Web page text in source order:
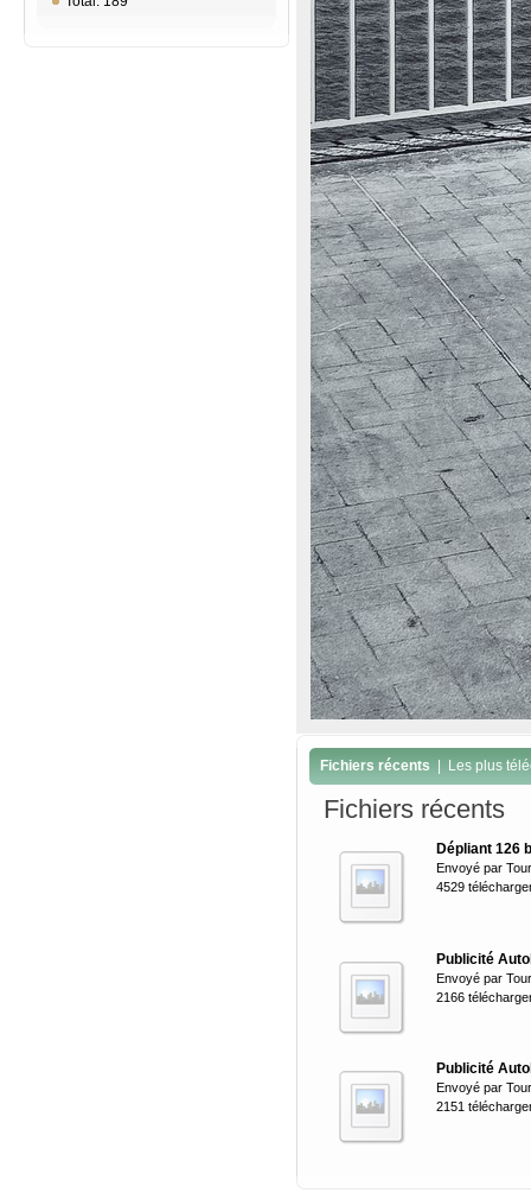
Fichiers récents Les plus
Fichiers récents
Dépliant 126
Envoyé par
4529
Publicité
Envoyé par
2166
Publicité
Envoyé par
2151